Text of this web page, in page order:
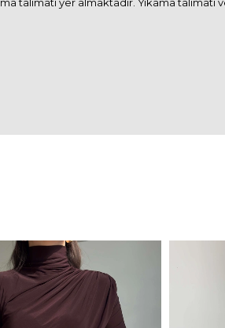
talimatı yer almaktadır. Yıkama talimatı